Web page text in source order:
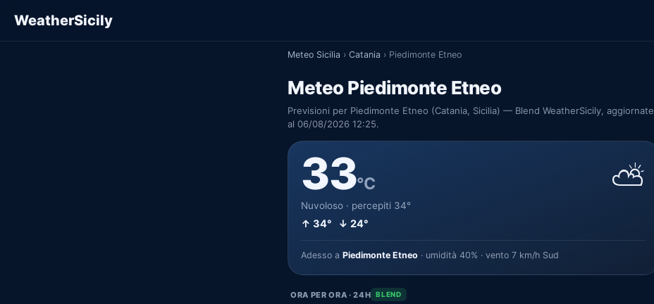
WeatherSicily
Meteo Sicilia › Catania › Piedimonte Etneo
Meteo Piedimonte Etneo
Previsioni per Piedimonte Etneo (Catania, Sicilia) — Blend WeatherSicily, aggiornate
al 06/08/2026 12:25.
33°C
Nuvoloso · percepiti 34°
↑ 34° ↓ 24°
⛅
Adesso a Piedimonte Etneo · umidità 40% · vento 7 km/h Sud
ORA PER ORA · 24H BLEND